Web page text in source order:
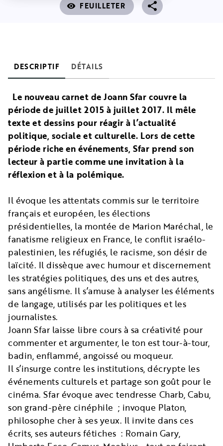
visibility FEUILLETER
DESCRIPTIF DÉTAILS
Le nouveau carnet de Joann Sfar couvre la
période de juillet 2015 à juillet 2017. Il mêle
texte et dessins pour réagir à l’actualité
politique, sociale et culturelle. Lors de cette
période riche en événements, Sfar prend son
lecteur à partie comme une invitation à la
réflexion et à la polémique.
Il évoque les attentats commis sur le territoire
français et européen, les élections
présidentielles, la montée de Marion Maréchal, le
fanatisme religieux en France, le conflit israélo-
palestinien, les réfugiés, le racisme, son désir de
laïcité. Il dissèque avec humour et discernement
les stratégies politiques, des uns et des autres,
sans angélisme. Il s’amuse à analyser les éléments
de langage, utilisés par les politiques et les
journalistes.
Joann Sfar laisse libre cours à sa créativité pour
commenter et argumenter, le ton est tour-à-tour,
badin, enflammé, angoissé ou moqueur.
Il s’insurge contre les institutions, décrypte les
événements culturels et partage son goût pour le
cinéma. Sfar évoque avec tendresse Charb, Cabu,
son grand-père cinéphile ; invoque Platon,
philosophe cher à ses yeux. Il invite dans ces
écrits, ses auteurs fétiches : Romain Gary,